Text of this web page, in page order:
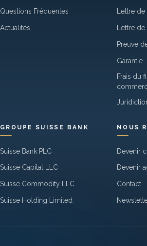
Questions Fréquentes
Actualités
Lettre
Lettre
Preuve
Garantie
Frais du
GROUPE SUISSE BANK
Suisse Bank PLC
Suisse Capital LLC
Suisse Commodity LLC
Suisse Holding Limited
NOUS
Devenir
Devenir
Contact